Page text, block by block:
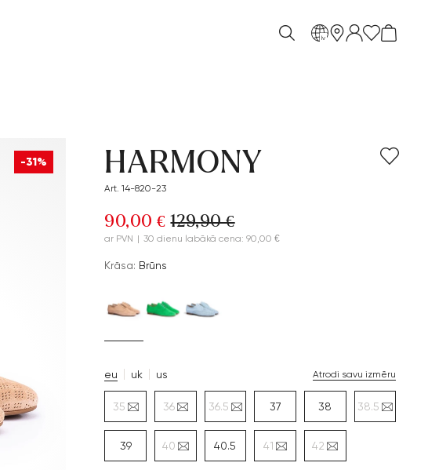
lv
-31% HARMONY
Art. 14-820-23
90,00 € 129,90 €
ar PVN | 30 dienu labākā cena: 90,00 €
Krāsa: Brūns
eu uk us Atrodi savu izmēru
35 36 36.5 37 38 38.5
39 40 40.5 41 42